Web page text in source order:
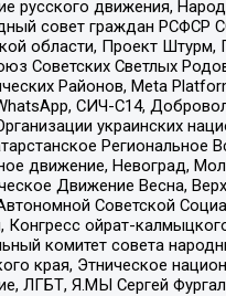
русского движения,
совет граждан РСФСР
области, Проект Штурм,
Советских Светлых
Районов, Meta
СИЧ-С14,
украинских
Региональное
движение, Невоград,
Движение Весна,
Советской
Конгресс ойрат-
комитет совета
края, Этническое
ЛГБТ, Я.МЫ Сергей Фургал